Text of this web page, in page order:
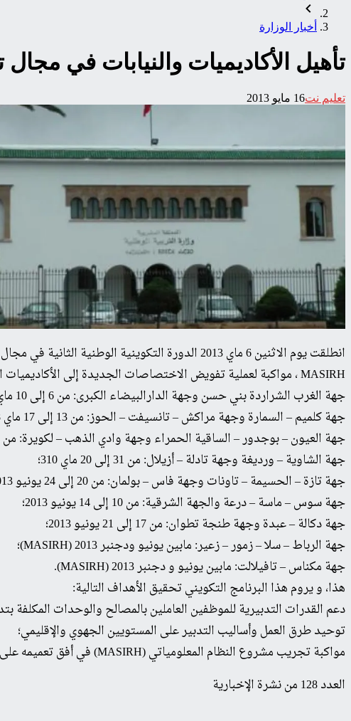
أخبار الوزارة
تأهيل الأكاديميات والنيابات في مجال
تعليم نت16 مايو 2013
انطلقت يوم الاثنين 6 ماي 2013 الدورة
MASIRH ، مواكبة لعملية تفويض الاختصاصات الجديدة إلى الأكاديميات الجهوية للتربية والتكوين، وذلك وفق برنامج تأهيلي سيشمل جميع الأكاديميات والنيابات على الشكل التالي:
جهة الغرب الشراردة بني حسن وجهة الدارالبيضاء الكبرى: من 6 إلى 10 ماي 2013؛
جهة كلميم – السمارة وجهة مراكش – تانسيفت – الحوز: من 13 إلى 17 ماي 2013؛
جهة العيون – بوجدور – الساقية الحمراء وجهة وادي الذهب – لكويرة: من 31 إلى 32 ماي 2013؛
جهة الشاوية – ورديغة وجهة تادلة – أزيلال: من 31 إلى 20 ماي 310؛
جهة تازة – الحسيمة – تاونات وجهة فاس – بولمان: من 20 إلى 24 يونيو 2013 ؛
جهة سوس – ماسة – درعة والجهة الشرقية: من 10 إلى 14 يونيو 2013؛
جهة دكالة – عبدة وجهة طنجة تطوان: من 17 إلى 21 يونيو 2013؛
جهة الرباط – سلا – زمور – زعير: مابين يونيو ودجنبر 2013 (MASIRH)؛
جهة مكناس – تافيلالت: مابين يونيو و دجنبر 2013 (MASIRH).
هذا، و يروم هذا البرنامج التكويني تحقيق الأهداف التالية:
دعم القدرات التدبيرية للموظفين العاملين بالمصالح والوحدات المكلفة
توحيد طرق العمل وأساليب التدبير على المستويين الجهوي والإقليمي؛
مواكبة تجريب مشروع النظام المعلومياتي (MASIRH) في أفق تعميمه على الصعيد الوطني.
العدد 128 من نشرة الإخبارية